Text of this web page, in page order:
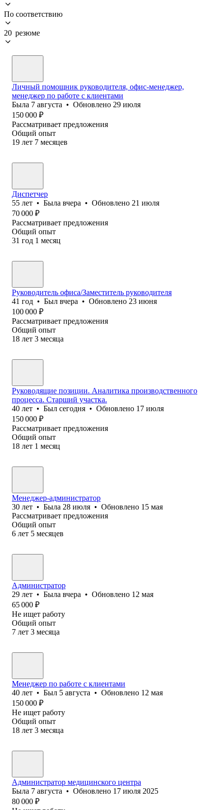
По соответствию
20 резюме
Личный помощник руководителя, офис-менеджер,
менеджер по работе с клиентами
Была 7 августа • Обновлено 29 июля
150 000 ₽
Рассматривает предложения
Общий опыт
19 лет 7 месяцев
Диспетчер
55 лет • Была вчера • Обновлено 21 июля
70 000 ₽
Рассматривает предложения
Общий опыт
31 год 1 месяц
Руководитель офиса/Заместитель руководителя
41 год • Был вчера • Обновлено 23 июня
100 000 ₽
Рассматривает предложения
Общий опыт
18 лет 3 месяца
Руководящие позиции. Аналитика производственного
процесса. Старший участка.
40 лет • Был сегодня • Обновлено 17 июля
150 000 ₽
Рассматривает предложения
Общий опыт
18 лет 1 месяц
Менеджер-администратор
30 лет • Была 28 июля • Обновлено 15 мая
Рассматривает предложения
Общий опыт
6 лет 5 месяцев
Администратор
29 лет • Была вчера • Обновлено 12 мая
65 000 ₽
Не ищет работу
Общий опыт
7 лет 3 месяца
Менеджер по работе с клиентами
40 лет • Был 5 августа • Обновлено 12 мая
150 000 ₽
Не ищет работу
Общий опыт
18 лет 3 месяца
Администратор медицинского центра
Была 7 августа • Обновлено 17 июля 2025
80 000 ₽